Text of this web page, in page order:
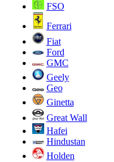
FSO
Ferrari
Fiat
Ford
GMC
Geely
Geo
Ginetta
Great Wall
Hafei
Hindustan
Holden